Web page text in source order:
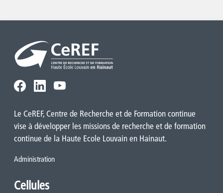
Le CeREF, Centre de Recherche et de Formation continue
vise à développer les missions de recherche et de formation
continue de la Haute Ecole Louvain en Hainaut.
Administration
Cellules